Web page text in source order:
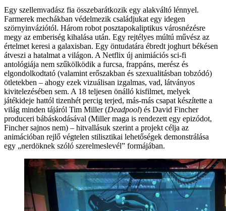
Egy szellemvadász fia összebarátkozik egy alakváltó lénnyel.
Farmerek mechákban védelmezik családjukat egy idegen
szörnyinváziótól. Három robot posztapokaliptikus városnézésre
megy az emberiség kihalása után. Egy rejtélyes múltú művész az
értelmet keresi a galaxisban. Egy öntudatára ébredt joghurt békésen
átveszi a hatalmat a világon. A Netflix új animiációs sci-fi
antológiája nem szűkölködik a furcsa, frappáns, merész és
elgondolkodtató (valamint erőszakban és szexualitásban tobzódó)
ötletekben – ahogy ezek vizuálisan izgalmas, vad, látványos
kivitelezésében sem. A 18 teljesen önálló kisfilmet, melyek
játékideje hattól tizenhét percig terjed, más-más csapat készítette a
világ minden tájáról Tim Miller (Deadpool) és David Fincher
produceri bábáskodásával (Miller maga is rendezett egy epizódot,
Fincher sajnos nem) – hitvallásuk szerint a projekt célja az
animációban rejlő végtelen stilisztikai lehetőségek demonstrálása
egy „nerdöknek szóló szerelmeslevél” formájában.